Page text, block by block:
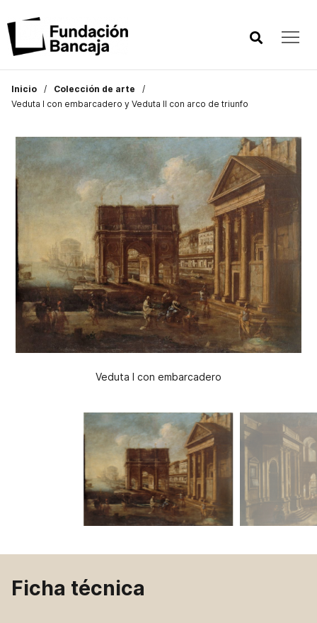
Inicio
Colección de arte
Veduta I con embarcadero y Veduta II con arco de triunfo
Veduta I con embarcadero
Ficha técnica